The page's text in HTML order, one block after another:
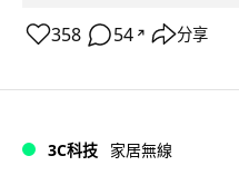
358 54 ↗ 分享
3C科技 家居無線